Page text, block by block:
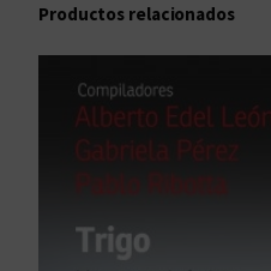
a
d
Productos relacionados